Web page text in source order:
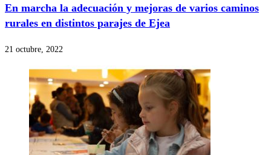
En marcha la adecuación y mejoras de varios caminos
rurales en distintos parajes de Ejea
21 octubre, 2022